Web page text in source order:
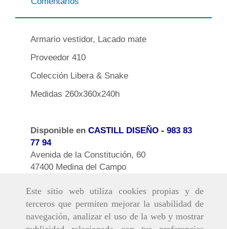
Este sitio web utiliza cookies propias y de
terceros que permiten mejorar la usabilidad de
navegación, analizar el uso de la web y mostrar
Armario vestidor, Lacado mate
Proveedor 410
Colección Libera & Snake
Medidas 260x360x240h
Disponible en CASTILL DISEÑO - 983 83
77 94
Avenida de la Constitución, 60
47400 Medina del Campo